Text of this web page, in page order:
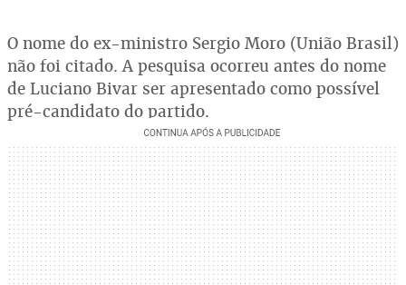
O nome do ex-ministro Sergio Moro (União Brasil)
não foi citado. A pesquisa ocorreu antes do nome
de Luciano Bivar ser apresentado como possível
pré-candidato do partido.